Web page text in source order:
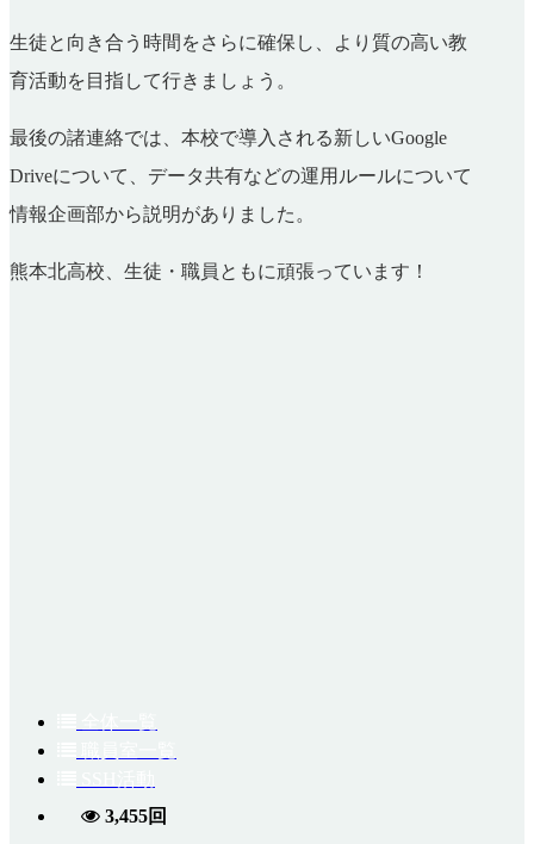
生徒と向き合う時間をさらに確保し、より質の高い教
育活動を目指して行きましょう。
最後の諸連絡では、本校で導入される新しいGoogle
Driveについて、データ共有などの運用ルールについて
情報企画部から説明がありました。
熊本北高校、生徒・職員ともに頑張っています！
3,455回